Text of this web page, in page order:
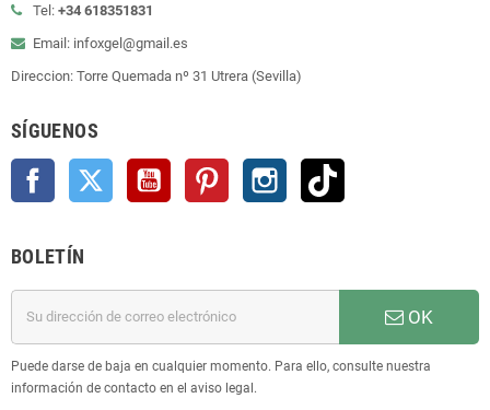
Tel: +34 618351831
Email: infoxgel@gmail.es
Direccion: Torre Quemada nº 31 Utrera (Sevilla)
SÍGUENOS
Facebook Twitter YouTube Pinterest Instagram
BOLETÍN
OK
Puede darse de baja en cualquier momento. Para ello, consulte nuestra
información de contacto en el aviso legal.